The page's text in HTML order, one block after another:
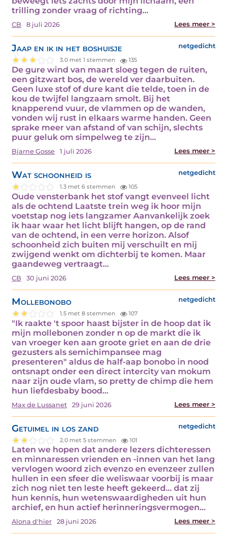
trilling zonder vraag of richting…
CB 8 juli 2026 Lees meer >
Jaap en ik in het boshuisje netgedicht
3.0 met 1 stemmen 135
De gure wind van maart sloeg tegen de ruiten,
een gitzwart bos, de wereld ver daarbuiten.
Geen luxe stof of dure kant die telde, toen in de
kou de twijfel langzaam smolt. Bij het
knapperend vuur, de vlammen op de wanden,
vonden wij rust in elkaars warme handen. Geen
sprake meer van afstand of van schijn, slechts
puur geluk om simpelweg te zijn…
Bjarne Gosse 1 juli 2026 Lees meer >
Wat schoonheid is netgedicht
1.3 met 6 stemmen 105
Oude vensterbank het stof vangt evenveel licht
als de ochtend Laatste trein weg ik hoor mijn
voetstap nog iets langzamer Aanvankelijk zoek
ik haar waar het licht blijft hangen, op de rand
van de ochtend, in een verre horizon. Alsof
schoonheid zich buiten mij verschuilt en mij
zwijgend wenkt om dichterbij te komen. Maar
gaandeweg vertraagt…
CB 30 juni 2026 Lees meer >
Mollebonobo netgedicht
1.5 met 8 stemmen 107
"Ik raakte 't spoor haast bijster in de hoop dat ik
mijn mollebonen zonder n op de markt die ik
van vroeger ken aan groote griet en aan de drie
gezusters als semichimpansee mag
presenteren" aldus de half-aap bonobo in nood
ontsnapt onder een direct intercity van mokum
naar zijn oude vlam, so pretty de chimp die hem
hun liefdesbaby bood…
Max de Lussanet 29 juni 2026 Lees meer >
Getuimel in los zand netgedicht
2.0 met 5 stemmen 101
Laten we hopen dat andere lezers dichteressen
en minnaressen vrienden en -innen van het lang
vervlogen woord zich evenzo en evenzeer zullen
hullen in een sfeer die weliswaar voorbij is maar
zich nog niet ten leste heeft gekeerd... dat zij
hun kennis, hun wetenswaardigheden uit hun
archief, en hun actief herinneringsvermogen…
Alona d'hier 28 juni 2026 Lees meer >